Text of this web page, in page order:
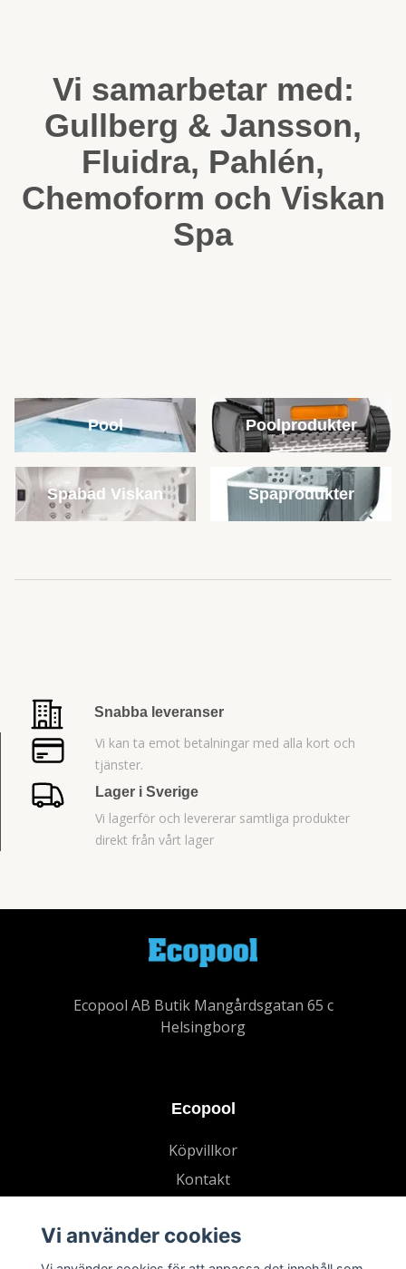
Vi samarbetar med:
Gullberg & Jansson,
Fluidra, Pahlén,
Chemoform och Viskan
Spa
Pool Poolprodukter
Spabad Viskan Spaprodukter
Snabba leveranser
Vi kan ta emot betalningar med alla kort och
tjänster.
Lager i Sverige
Vi lagerför och levererar samtliga produkter
direkt från vårt lager
Ecopool AB Butik Mangårdsgatan 65 c
Helsingborg
Ecopool
Köpvillkor
Kontakt
Vi använder cookies